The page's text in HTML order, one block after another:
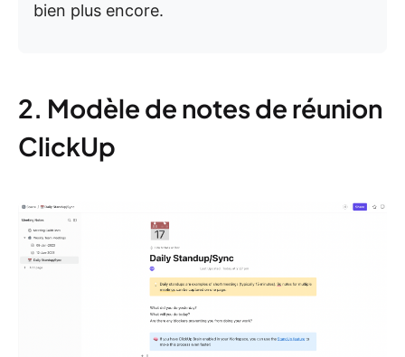
bien plus encore.
2. Modèle de notes de réunion
ClickUp